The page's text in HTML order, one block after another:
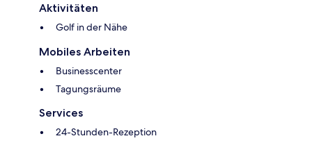
Aktivitäten
Golf in der Nähe
Mobiles Arbeiten
Businesscenter
Tagungsräume
Services
24-Stunden-Rezeption